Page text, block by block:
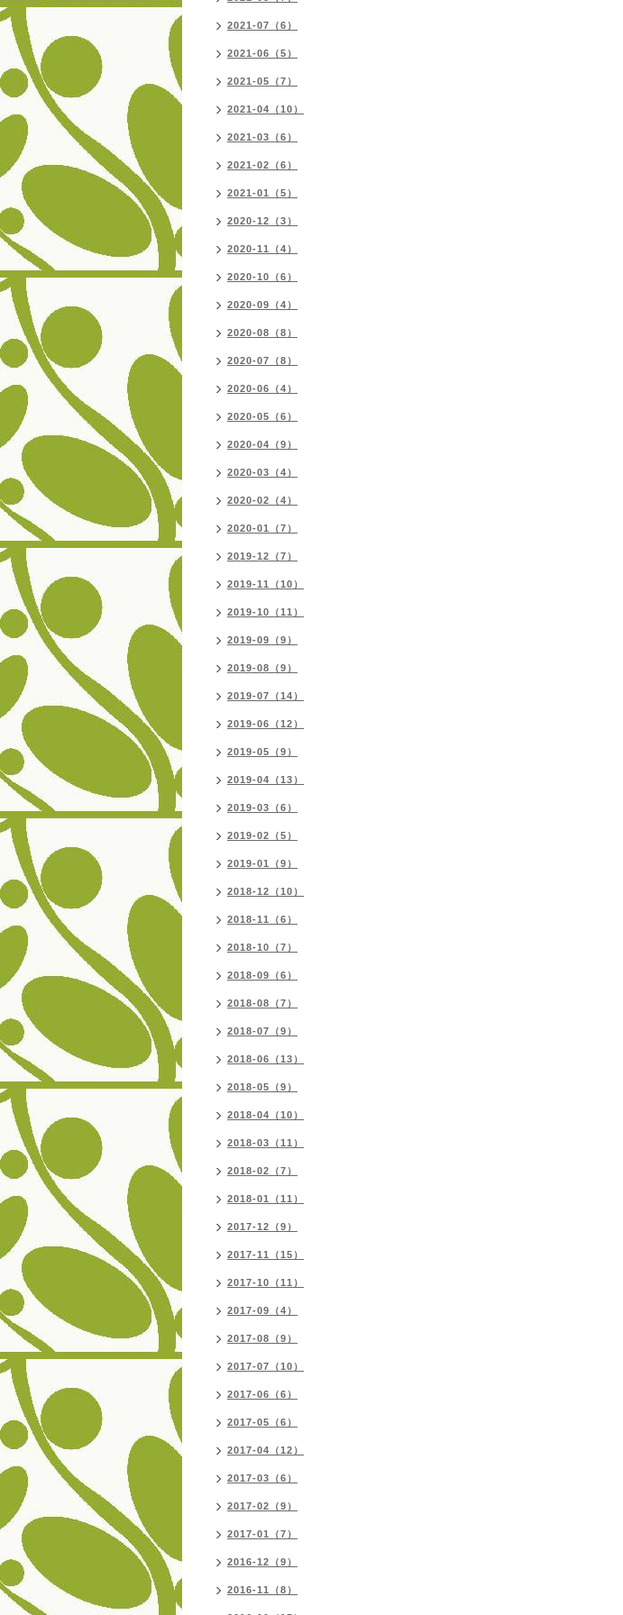
2021-07（6）
2021-06（5）
2021-05（7）
2021-04（10）
2021-03（6）
2021-02（6）
2021-01（5）
2020-12（3）
2020-11（4）
2020-10（6）
2020-09（4）
2020-08（8）
2020-07（8）
2020-06（4）
2020-05（6）
2020-04（9）
2020-03（4）
2020-02（4）
2020-01（7）
2019-12（7）
2019-11（10）
2019-10（11）
2019-09（9）
2019-08（9）
2019-07（14）
2019-06（12）
2019-05（9）
2019-04（13）
2019-03（6）
2019-02（5）
2019-01（9）
2018-12（10）
2018-11（6）
2018-10（7）
2018-09（6）
2018-08（7）
2018-07（9）
2018-06（13）
2018-05（9）
2018-04（10）
2018-03（11）
2018-02（7）
2018-01（11）
2017-12（9）
2017-11（15）
2017-10（11）
2017-09（4）
2017-08（9）
2017-07（10）
2017-06（6）
2017-05（6）
2017-04（12）
2017-03（6）
2017-02（9）
2017-01（7）
2016-12（9）
2016-11（8）